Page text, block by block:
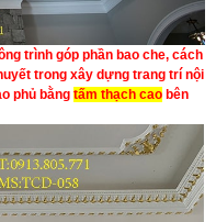
trình góp phần bao che, cách
trong xây dựng trang trí nội
phủ bằng tấm thạch cao bên